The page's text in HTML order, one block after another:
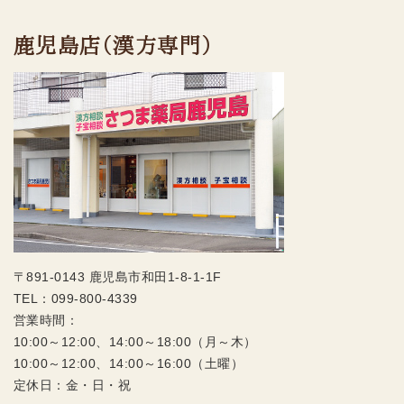
鹿児島店（漢方専門）
〒891-0143 鹿児島市和田1-8-1-1F
TEL： 099-800-4339
営業時間：
10:00～12:00、14:00～18:00（月～木）
10:00～12:00、14:00～16:00（土曜）
定休日：金・日・祝